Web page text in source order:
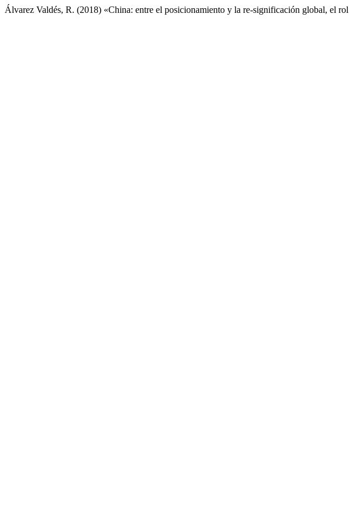
Álvarez Valdés, R. (2018) «China: entre el posicionamiento y la re-significación global, el